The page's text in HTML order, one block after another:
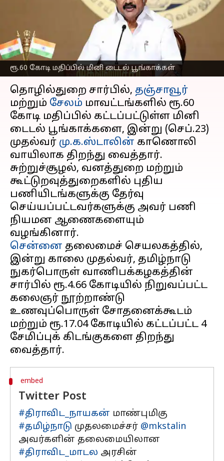
ரூ.60 கோடி மதிப்பில் மினி டைடல் பூங்காக்கள்
முதல்வர் ஸ்டாலின்
திறந்து வைத்தார்
எழுதியவர் Venkatalakshmi V Sep 23, 2024 03:07 pm
செய்தி முன்னோட்டம்
தொழில்துறை சார்பில், தஞ்சாவூர்
மற்றும் சேலம் மாவட்டங்களில் ரூ.60
கோடி மதிப்பில் கட்டப்பட்டுள்ள மினி
டைடல் பூங்காக்களை, இன்று (செப்.23)
முதல்வர் மு.க.ஸ்டாலின் காணொலி
வாயிலாக திறந்து வைத்தார்.
சுற்றுச்சூழல், வனத்துறை மற்றும்
கூட்டுறவுத்துறைகளில் புதிய
பணியிடங்களுக்கு தேர்வு
செய்யப்பட்டவர்களுக்கு அவர் பணி
நியமன ஆணைகளையும்
சென்னை தலைமைச் செயலகத்தில்,
இன்று காலை முதல்வர், தமிழ்நாடு
நுகர்பொருள் வாணிபக்கழகத்தின்
சார்பில் ரூ.4.66 கோடியில் நிறுவப்பட்ட
கலைஞர் நூற்றாண்டு
உணவுப்பொருள் சோதனைக்கூடம்
மற்றும் ரூ.17.04 கோடியில் கட்டப்பட்ட 4
சேமிப்புக் கிடங்குகளை திறந்து
embed
Twitter Post
#திராவிட_நாயகன் மாண்புமிகு
#தமிழ்நாடு முதலமைச்சர் @mkstalin
அவர்களின் தலைமையிலான
#திராவிட_மாடல அரசின்